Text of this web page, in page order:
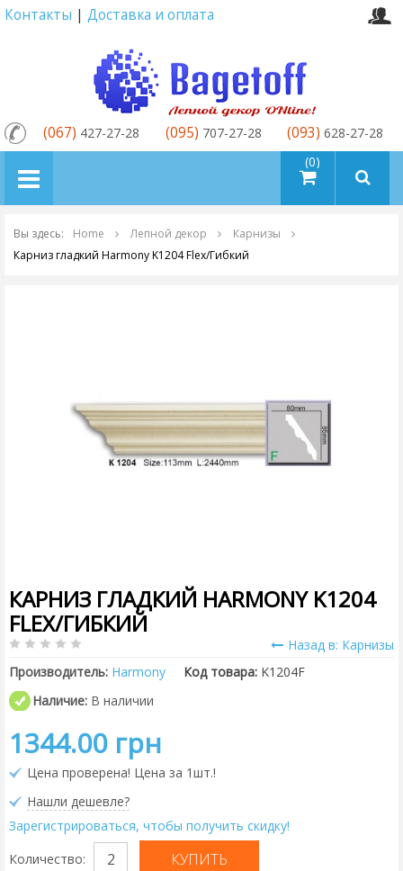
Контакты | Доставка и оплата
товаров (0)
(067) 427-27-28 (095) 707-27-28 (093) 628-27-28
Вы здесь: Home Лепной декор
Карнизы
Карниз гладкий Harmony K1204 Flex/Гибкий
КАРНИЗ ГЛАДКИЙ HARMONY K1204
FLEX/ГИБКИЙ
Назад в: Карнизы
Производитель: Harmony Код товара: K1204F
Наличие: В наличии
1344.00 грн
Цена проверена! Цена за 1шт.!
Нашли дешевле?
Зарегистрироваться, чтобы получить скидку!
Количество: